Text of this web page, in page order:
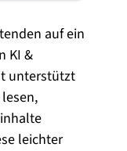
auf ein
KI &
unterstützt
leichter